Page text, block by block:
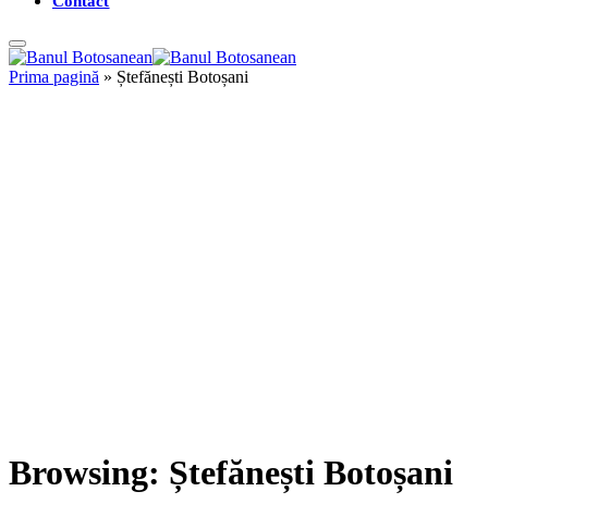
Prima pagină » Ștefănești Botoșani
Browsing: Ștefănești Botoșani